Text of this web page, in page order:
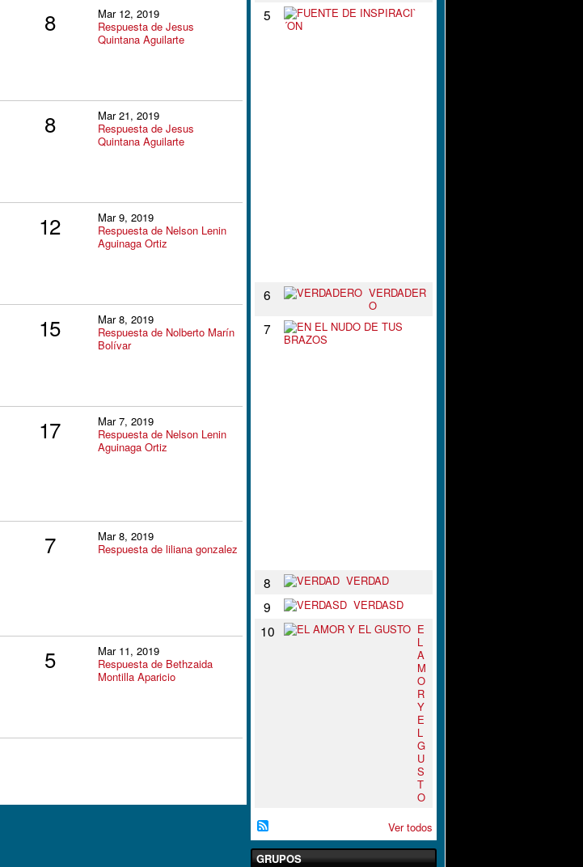
8
Mar 12, 2019
Respuesta de Jesus
Quintana Aguilarte
8
Mar 21, 2019
Respuesta de Jesus
Quintana Aguilarte
12
Mar 9, 2019
Respuesta de Nelson Lenin
Aguinaga Ortiz
15
Mar 8, 2019
Respuesta de Nolberto Marín
Bolívar
17
Mar 7, 2019
Respuesta de Nelson Lenin
Aguinaga Ortiz
7
Mar 8, 2019
Respuesta de liliana gonzalez
5
Mar 11, 2019
Respuesta de Bethzaida
Montilla Aparicio
5
6
VERDADER
O
7
8 VERDAD
9 VERDASD
10
E
L
A
M
O
R
Y
E
L
G
U
S
T
O
Ver todos
GRUPOS